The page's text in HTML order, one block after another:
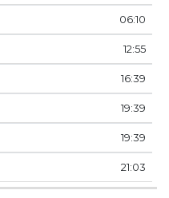
06:10
12:55
16:39
19:39
19:39
21:03